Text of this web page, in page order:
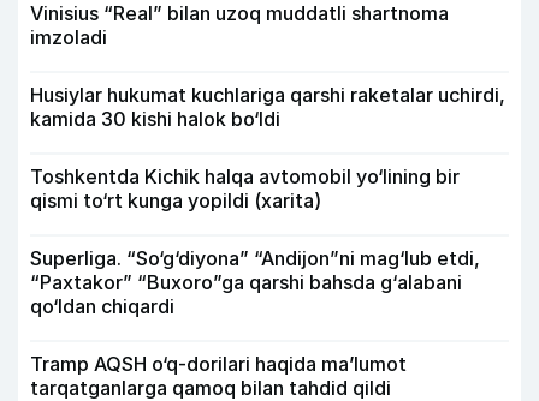
Vinisius “Real” bilan uzoq muddatli shartnoma
imzoladi
Husiylar hukumat kuchlariga qarshi raketalar uchirdi,
kamida 30 kishi halok bo‘ldi
Toshkentda Kichik halqa avtomobil yo‘lining bir
qismi to‘rt kunga yopildi (xarita)
Superliga. “So‘g‘diyona” “Andijon”ni mag‘lub etdi,
“Paxtakor” “Buxoro”ga qarshi bahsda g‘alabani
qo‘ldan chiqardi
Tramp AQSH o‘q-dorilari haqida ma’lumot
tarqatganlarga qamoq bilan tahdid qildi